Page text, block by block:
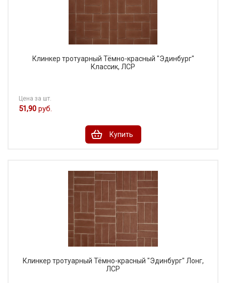
Клинкер тротуарный Тёмно-красный "Эдинбург"
Классик, ЛСР
Цена за шт.
51,90 руб.
Купить
Клинкер тротуарный Тёмно-красный "Эдинбург" Лонг,
ЛСР